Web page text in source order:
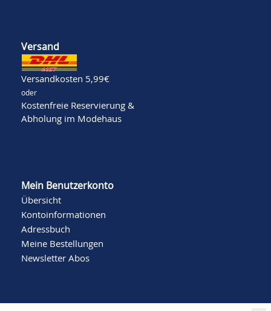
Versand
Versandkosten 5,99€
oder
Kostenfreie Reservierung &
Abholung im Modehaus
Mein Benutzerkonto
Übersicht
Kontoinformationen
Adressbuch
Meine Bestellungen
Newsletter Abos